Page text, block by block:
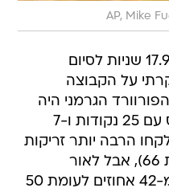
AP, Mike
דירק נוביצקי קלע סל ניצחון 17.9 שניות לסיום
על הקבוצה
הגרמני היה
טוב מאוד והוביל את המאבס עם 25 נקודות ו-7
הרבה יותר זריקות
במשחק מדאלאס (91 לעומת 66), אבל לאור
העובדה שהם קלעו בפחות מ-42 אחוזים לעומת 50